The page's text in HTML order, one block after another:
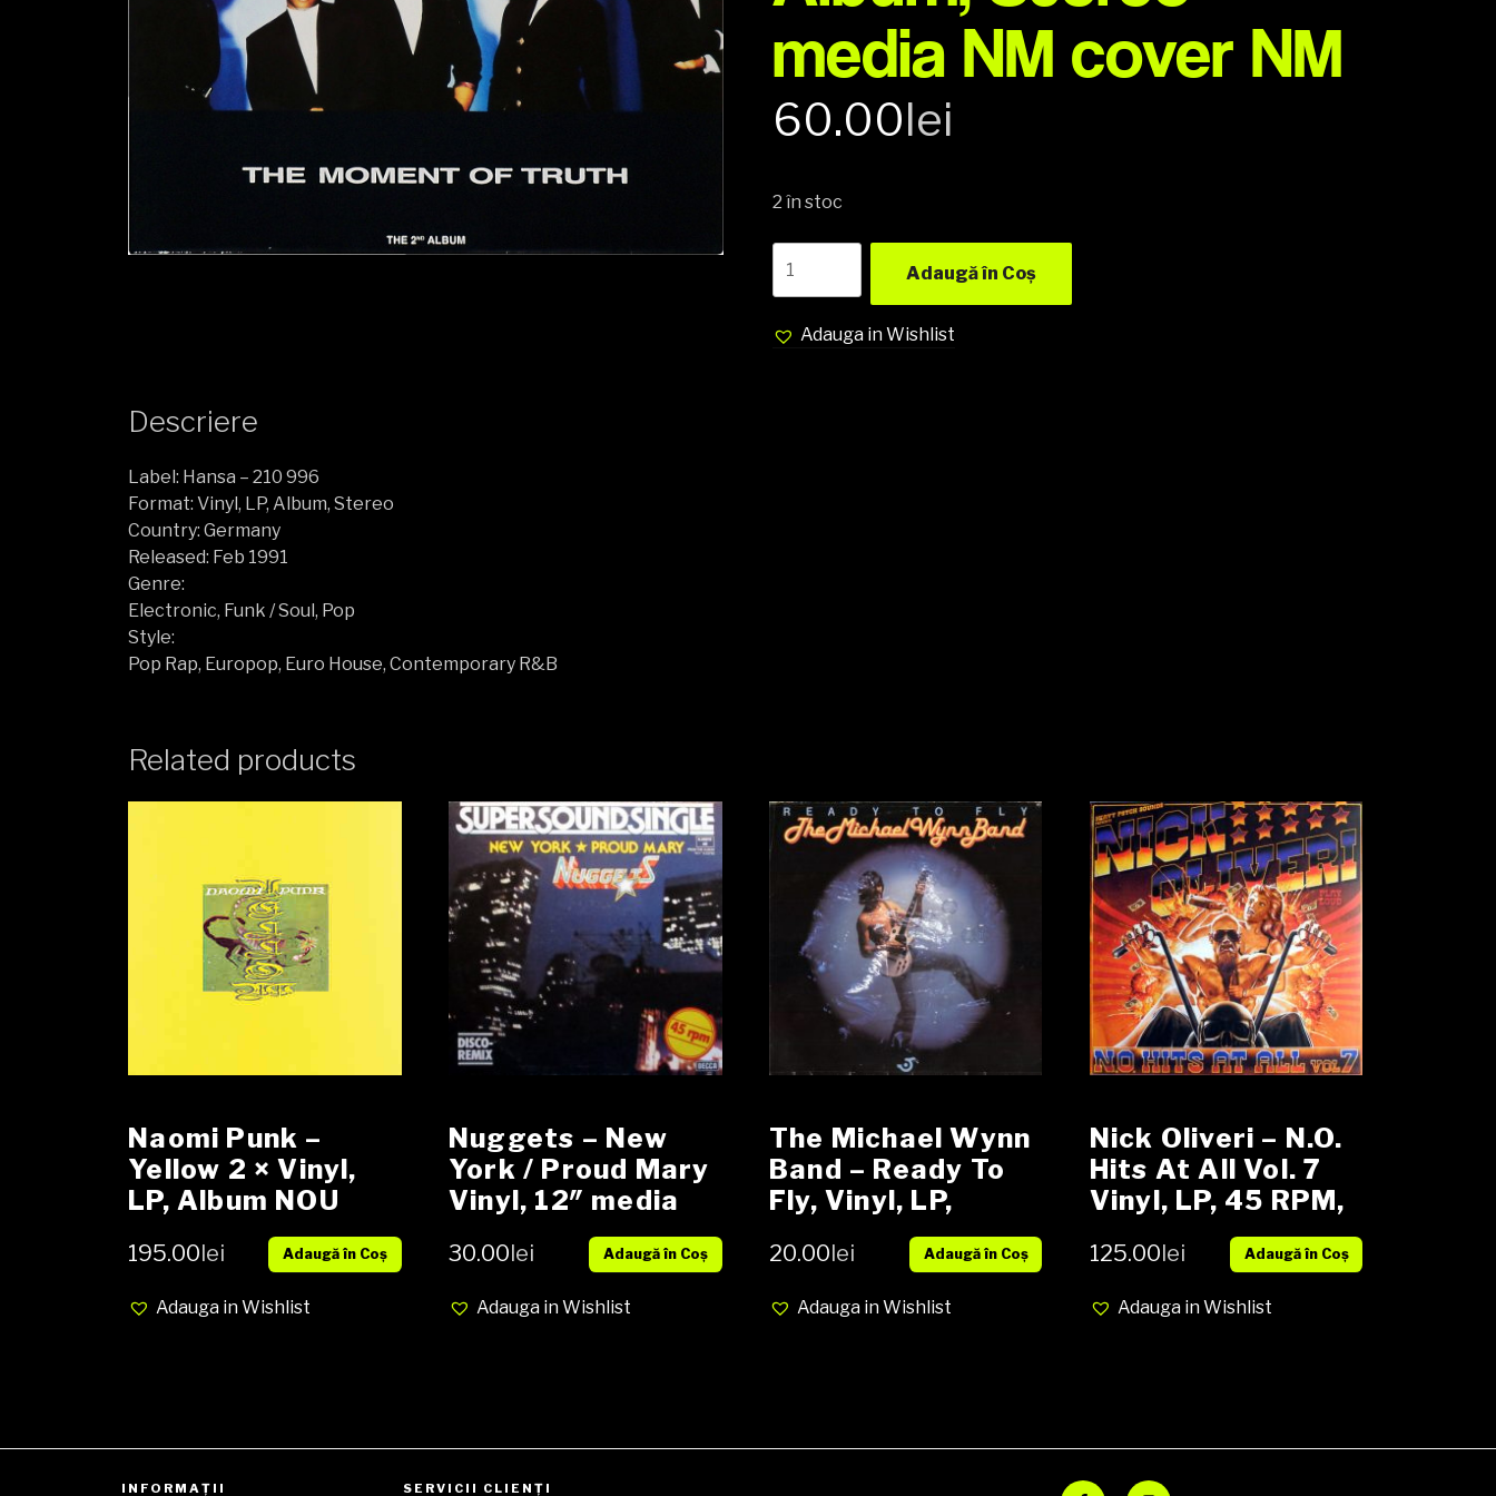
media NM cover NM
60.00lei
2 în stoc
Real
Vanilli
Adaugă în Coș
Adauga in Wishlist
Descriere
Label: Hansa – 210 996
Format: Vinyl, LP, Album, Stereo
Country: Germany
Released: Feb 1991
Genre:
Electronic, Funk / Soul, Pop
Style:
Pop Rap, Europop, Euro House, Contemporary R&B
Related products
Naomi Punk ‎–
Yellow 2 × Vinyl,
LP, Album NOU
195.00lei Adaugă în Coș
Adauga in Wishlist
Nuggets ‎– New
York / Proud Mary
Vinyl, 12″ media
EX cover EX (SH)
30.00lei Adaugă în Coș
Adauga in Wishlist
The Michael Wynn
Band ‎– Ready To
Fly, Vinyl, LP,
Album (SH)
20.00lei Adaugă în Coș
Adauga in Wishlist
Nick Oliveri – N​.​O.
Hits At All Vol. 7
Vinyl, LP, 45 RPM,
Compilation,
Stereo NOU
125.00lei Adaugă în Coș
Adauga in Wishlist
INFORMAȚII SERVICII CLIENŢI